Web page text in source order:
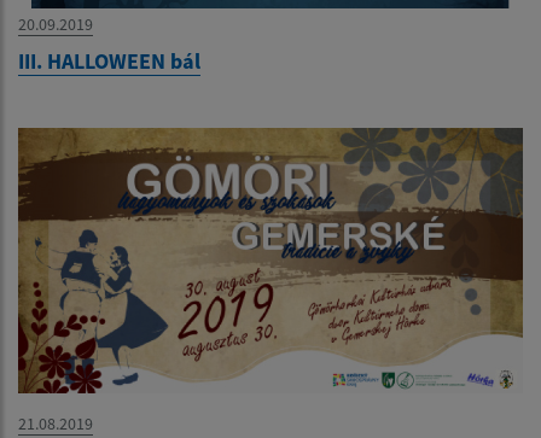
20.09.2019
III. HALLOWEEN bál
21.08.2019